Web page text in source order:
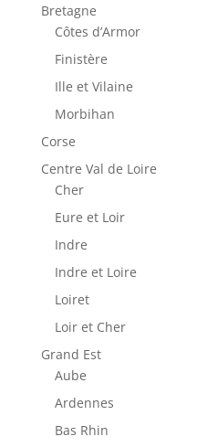
Bretagne
Côtes d’Armor
Finistère
Ille et Vilaine
Morbihan
Corse
Centre Val de Loire
Cher
Eure et Loir
Indre
Indre et Loire
Loiret
Loir et Cher
Grand Est
Aube
Ardennes
Bas Rhin